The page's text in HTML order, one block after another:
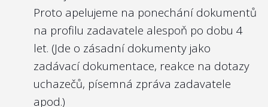
tom, kdo a s jakým profesním profilem
zastupuje její zájmy při kontrole
managementu státní firmy.
Nejlépe to dělají v/ve:
ČEPS, a.s.
Proto apelujeme na ponechání dokumentů
na profilu zadavatele alespoň po dobu 4
let. (Jde o zásadní dokumenty jako
zadávací dokumentace, reakce na dotazy
uchazečů, písemná zpráva zadavatele
apod.)